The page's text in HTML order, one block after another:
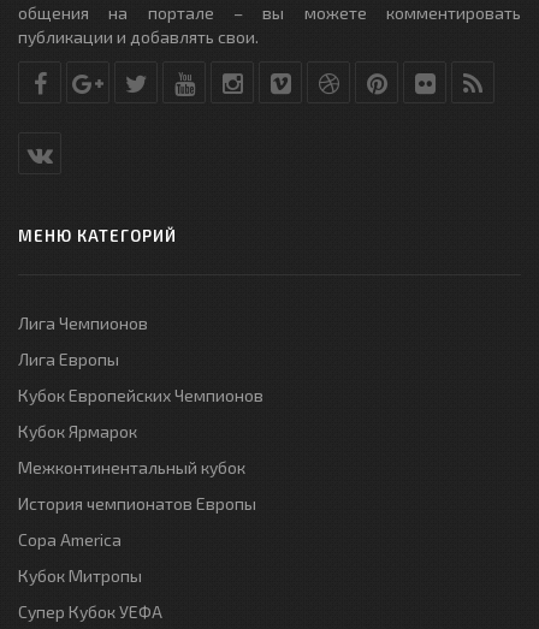
общения на портале – вы можете комментировать
публикации и добавлять свои.
МЕНЮ КАТЕГОРИЙ
Лига Чемпионов
Лига Европы
Кубок Европейских Чемпионов
Кубок Ярмарок
Межконтинентальный кубок
История чемпионатов Европы
Copa America
Кубок Митропы
Супер Кубок УЕФА